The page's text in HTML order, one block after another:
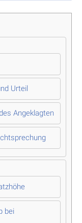
Urteil
Angeklagten
bei